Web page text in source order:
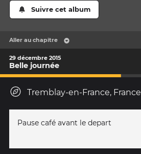
Suivre cet album
Aller au chapitre
29 décembre 2015
Belle journée
Tremblay-en-France, France
Pause café avant le depart